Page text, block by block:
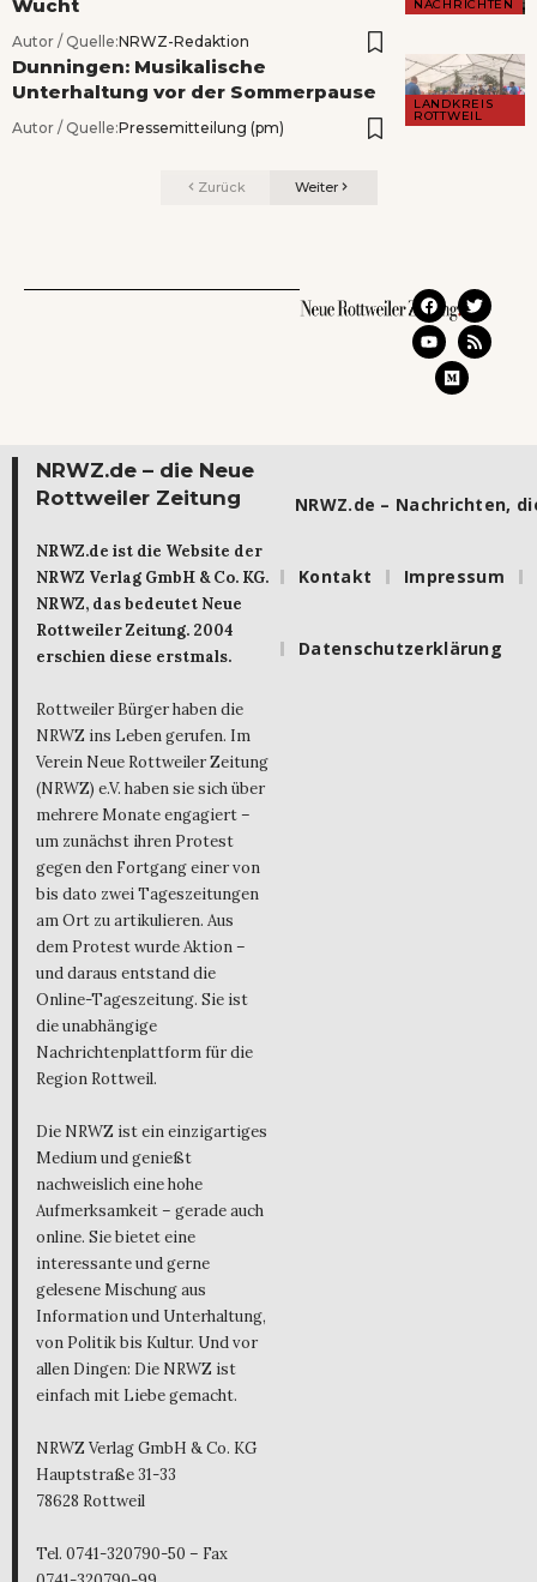
NACHRICHTEN
Wucht
Autor / Quelle:NRWZ-Redaktion
LANDKREIS
ROTTWEIL
Dunningen: Musikalische
Unterhaltung vor der Sommerpause
Autor / Quelle:Pressemitteilung (pm)
Zurück Weiter
NRWZ.de – die Neue
Rottweiler Zeitung
NRWZ.de ist die Website der
NRWZ Verlag GmbH & Co. KG.
NRWZ, das bedeutet Neue
Rottweiler Zeitung. 2004
erschien diese erstmals.
Rottweiler Bürger haben die
NRWZ ins Leben gerufen. Im
Verein Neue Rottweiler Zeitung
(NRWZ) e.V. haben sie sich über
mehrere Monate engagiert –
um zunächst ihren Protest
gegen den Fortgang einer von
bis dato zwei Tageszeitungen
am Ort zu artikulieren. Aus
dem Protest wurde Aktion –
und daraus entstand die
Online-Tageszeitung. Sie ist
die unabhängige
Nachrichtenplattform für die
Region Rottweil.
Die NRWZ ist ein einzigartiges
Medium und genießt
nachweislich eine hohe
Aufmerksamkeit – gerade auch
online. Sie bietet eine
interessante und gerne
gelesene Mischung aus
Information und Unterhaltung,
von Politik bis Kultur. Und vor
allen Dingen: Die NRWZ ist
einfach mit Liebe gemacht.
NRWZ Verlag GmbH & Co. KG
Hauptstraße 31-33
78628 Rottweil
Tel. 0741-320790-50 – Fax
NRWZ.de – Nachrichten,
Kontakt Impressum
Datenschutzerklärung